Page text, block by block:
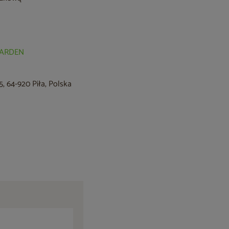
64-920 Piła, Polska